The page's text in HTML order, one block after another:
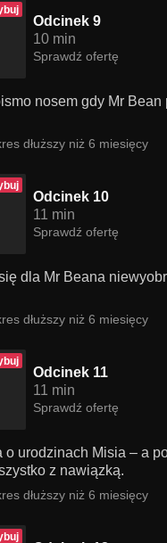
Odcinek 9
10 min
Sprawdź ofertę
nosem gdy Mr Bean
dłuższy niż 6 miesięcy
Odcinek 10
11 min
Sprawdź ofertę
dla Mr Beana
dłuższy niż 6 miesięcy
Odcinek 11
11 min
Sprawdź ofertę
o urodzinach Misia – a
z nawiązką.
dłuższy niż 6 miesięcy